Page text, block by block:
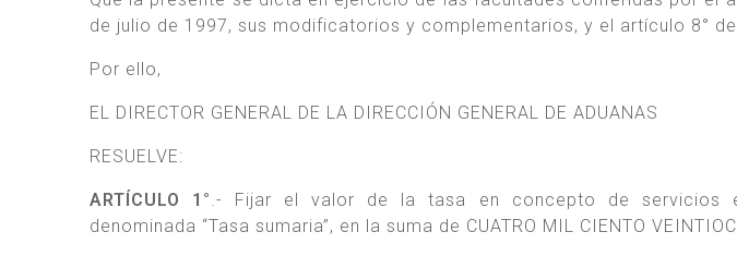
de julio de 1997, sus modificatorios y complementarios, y el artículo 8°
Por ello,
EL DIRECTOR GENERAL DE LA DIRECCIÓN GENERAL DE ADUANAS
RESUELVE:
ARTÍCULO 1°.- Fijar el valor de la tasa en concepto de servicios
denominada “Tasa sumaria”, en la suma de CUATRO MIL CIENTO